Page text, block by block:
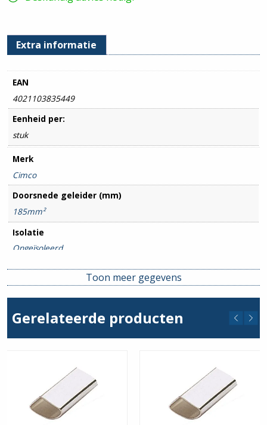
Extra informatie
EAN
4021103835449
Eenheid per:
stuk
Merk
Cimco
Doorsnede geleider (mm)
185mm²
Isolatie
Ongeïsoleerd
Toon meer gegevens
Gerelateerde producten